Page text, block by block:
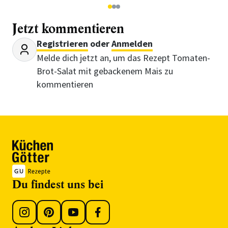
123
Jetzt kommentieren
Registrieren oderAnmelden
Melde dich jetzt an, um das Rezept Tomaten-
Brot-Salat mit gebackenem Mais zu
kommentieren
Du findest uns bei